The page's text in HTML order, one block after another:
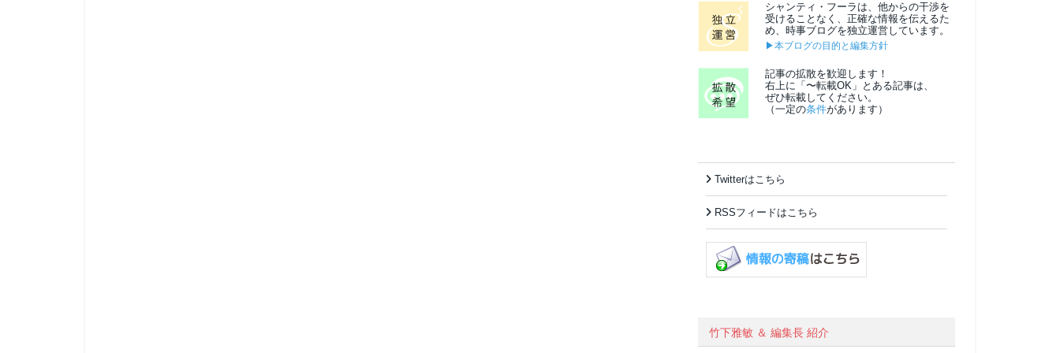
シャンティ・フーラは、他からの干渉を
受けることなく、正確な情報を伝えるた
め、時事ブログを独立運営しています。
▶本ブログの目的と編集方針
記事の拡散を歓迎します！
右上に「〜転載OK」とある記事は、
ぜひ転載してください。
（一定の条件があります）
Twitterはこちら
RSSフィードはこちら
竹下雅敏 ＆ 編集長 紹介